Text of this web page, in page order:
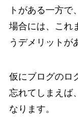
トがある一方
場合には、これ
うデメリットが
仮にブログのロ
忘れてしまえば
なります。